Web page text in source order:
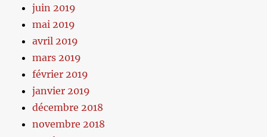
juin 2019
mai 2019
avril 2019
mars 2019
février 2019
janvier 2019
décembre 2018
novembre 2018